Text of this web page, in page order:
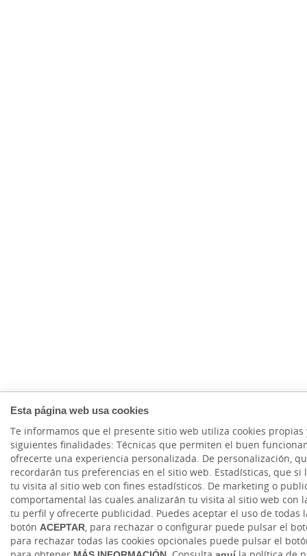
Esta página web usa cookies
Te informamos que el presente sitio web utiliza cookies propias
siguientes finalidades: Técnicas que permiten el buen
ofrecerte una experiencia personalizada. De personalización,
recordarán tus preferencias en el sitio web. Estadísticas, que si
tu visita al sitio web con fines estadísticos. De marketing o
comportamental las cuales analizarán tu visita al sitio web con
tu perfil y ofrecerte publicidad. Puedes aceptar el uso de todas
botón ACEPTAR, para rechazar o configurar puede pulsar el
para rechazar todas las cookies opcionales puede pulsar el